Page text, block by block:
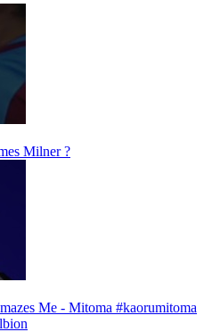
Milner ?
Me - Mitoma #kaorumitoma